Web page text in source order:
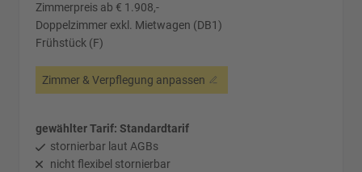
Zimmerpreis ab € 1.908,-
Doppelzimmer exkl. Mietwagen (DB1)
Frühstück (F)
Zimmer & Verpflegung anpassen
gewählter Tarif: Standardtarif
stornierbar laut AGBs
nicht flexibel stornierbar